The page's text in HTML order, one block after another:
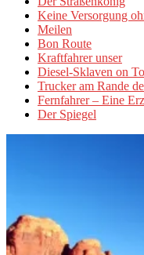
Keine Versorgung
Meilen
Bon Route
Kraftfahrer unser
Diesel-Sklaven on
Trucker am Rande
Fernfahrer – Eine
Der Spiegel